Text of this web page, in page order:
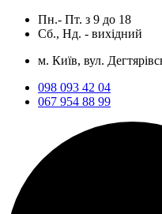
Пн.- Пт. з 9 до 18
Сб., Нд. - вихідний
м. Київ, вул.
098 093 42 04
067 954 88 99